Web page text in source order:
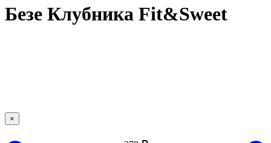
Безе Клубника Fit&Sweet
×